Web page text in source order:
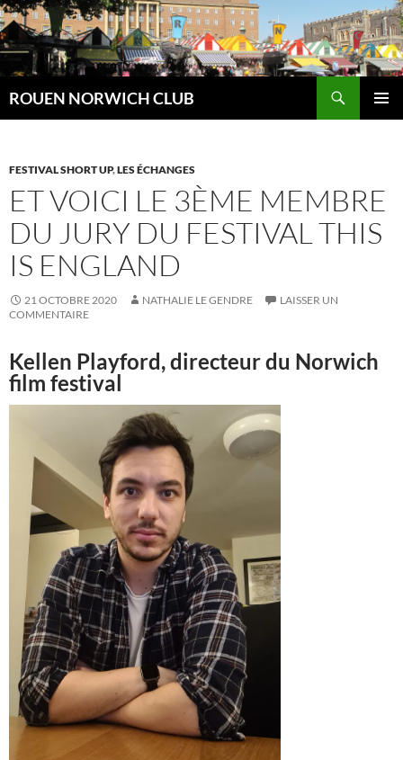
Aller
au
contenu
ROUEN NORWICH CLUB
FESTIVAL SHORT UP,LES ÉCHANGES
ET VOICI LE 3ÈME MEMBRE
DU JURY DU FESTIVAL THIS
IS ENGLAND
21 OCTOBRE 2020 NATHALIE LE GENDRE
LAISSER UN
COMMENTAIRE
Kellen Playford, directeur du Norwich
film festival